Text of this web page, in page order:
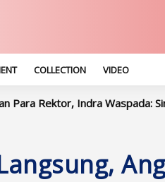
COLLECTION VIDEO
Waspada: Sinergi Polri –